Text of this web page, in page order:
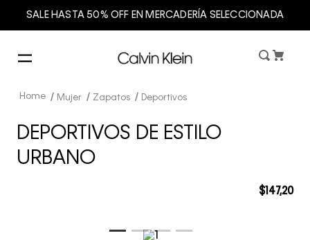
SALE HASTA 50% OFF EN MERCADERÍA SELECCIONADA
Mujer Zapatos Deportivos
DEPORTIVOS DE ESTILO
URBANO
$147,20